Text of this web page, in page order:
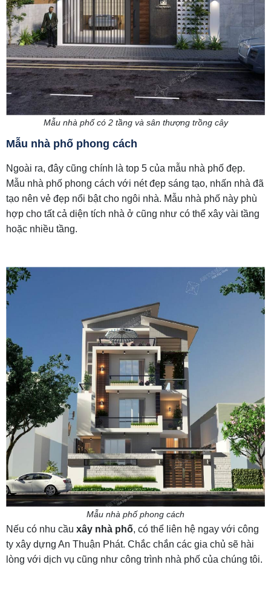
Mẫu nhà phố có 2 tầng và sân thượng trồng cây
Mẫu nhà phố phong cách
Ngoài ra, đây cũng chính là top 5 của mẫu nhà phố đẹp.
Mẫu nhà phố phong cách với nét đẹp sáng tạo, nhấn nhà đã
tạo nên vẻ đẹp nổi bật cho ngôi nhà. Mẫu nhà phố này phù
hợp cho tất cả diện tích nhà ở cũng như có thể xây vài tầng
hoặc nhiều tầng.
Mẫu nhà phố phong cách
Nếu có nhu cầu xây nhà phố, có thể liên hệ ngay với công
ty xây dựng An Thuận Phát. Chắc chắn các gia chủ sẽ hài
lòng với dịch vụ cũng như công trình nhà phố của chúng tôi.